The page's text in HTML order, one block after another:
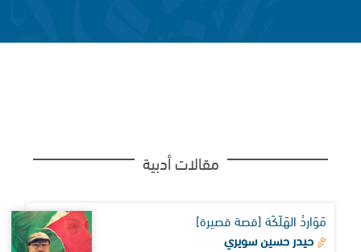
مقالات أدبية
مَوَاردُ الهَلَكَة [قصة قصيرة]
حيدر حسين سويري